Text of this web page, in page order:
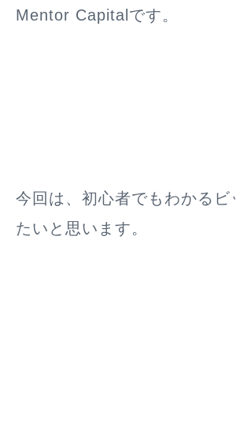
Mentor Capitalです。
今回は、初心者でもわかる
たいと思います。